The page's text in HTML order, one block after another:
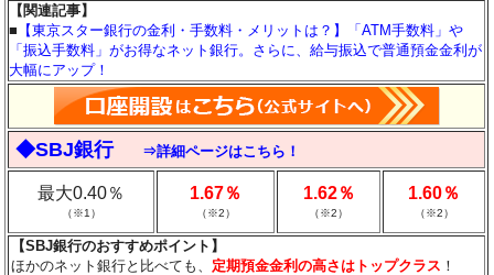
【関連記事】
■ 【東京スター銀行の金利・手数料・メリットは？】「ATM手数料」や
「振込手数料」がお得なネット銀行。さらに、給与振込で普通預金金利が
大幅にアップ！
◆SBJ銀行 ⇒詳細ページはこちら！
最大0.40％
（※1）
1.67％
（※2）
1.62％
（※2）
1.60％
（※2）
【SBJ銀行のおすすめポイント】
ほかのネット銀行と比べても、 定期預金金利の高さはトップクラス ！